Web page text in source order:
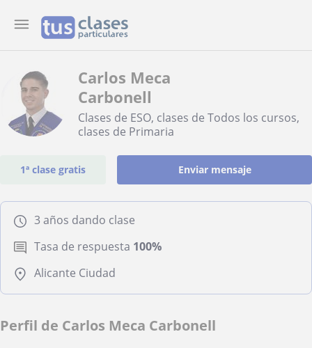
Carlos Meca
Carbonell
Clases de ESO, clases de Todos los cursos,
clases de Primaria
1ª clase gratis Enviar mensaje
3 años dando clase
Tasa de respuesta 100%
Alicante Ciudad
Perfil de Carlos Meca Carbonell